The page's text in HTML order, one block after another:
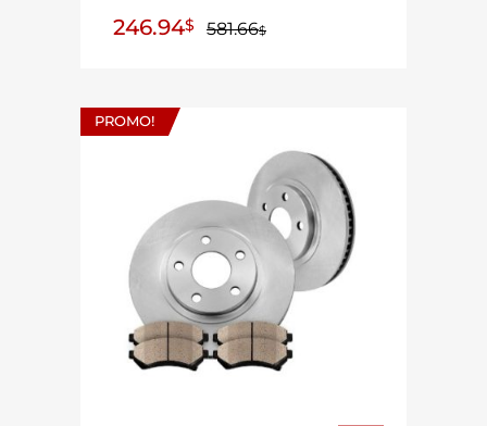
581.66$
246.94$
PROMO!